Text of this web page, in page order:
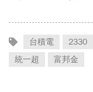
台積電 2330
統一超
富邦金